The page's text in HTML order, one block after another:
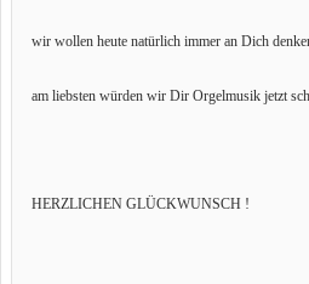
wir wollen heute natürlich immer an Dich
am liebsten würden wir Dir Orgelmusik jetzt
HERZLICHEN GLÜCKWUNSCH !